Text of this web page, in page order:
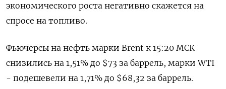
экономического роста негативно скажется на
спросе на топливо.
Фьючерсы на нефть марки Brent к 15:20 МСК
снизились на 1,51% до $73 за баррель, марки WTI
- подешевели на 1,71% до $68,32 за баррель.